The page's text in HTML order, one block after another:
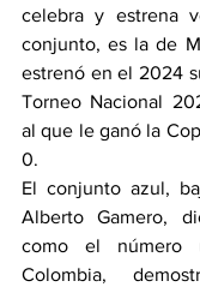
celebra y estrena
conjunto, es la de
estrenó en el 2024
Torneo Nacional
al que le ganó la
0.
El conjunto azul,
Alberto Gamero,
como el
Colombia,